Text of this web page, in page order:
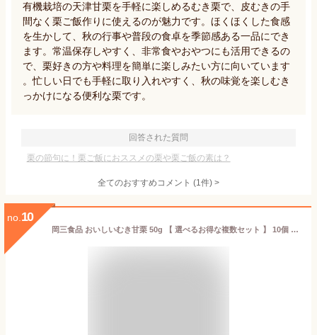
有機栽培の天津甘栗を手軽に楽しめるむき栗で、皮むきの手
間なく栗ご飯作りに使えるのが魅力です。ほくほくした食感
を生かして、秋の行事や普段の食卓を季節感ある一品にでき
ます。常温保存しやすく、非常食やおやつにも活用できるの
で、栗好きの方や料理を簡単に楽しみたい方に向いています
。忙しい日でも手軽に取り入れやすく、秋の味覚を楽しむき
っかけになる便利な栗です。
回答された質問
栗の節句に！栗ご飯におススメの栗や栗ご飯の素は？
全てのおすすめコメント (1件) >
no. 10
岡三食品 おいしいむき甘栗 50g 【 選べるお得な複数セット 】 10個 or 20個 (1ケース) 無農薬 無添加 有機JAS認証 むき栗 chestnut 送料無料